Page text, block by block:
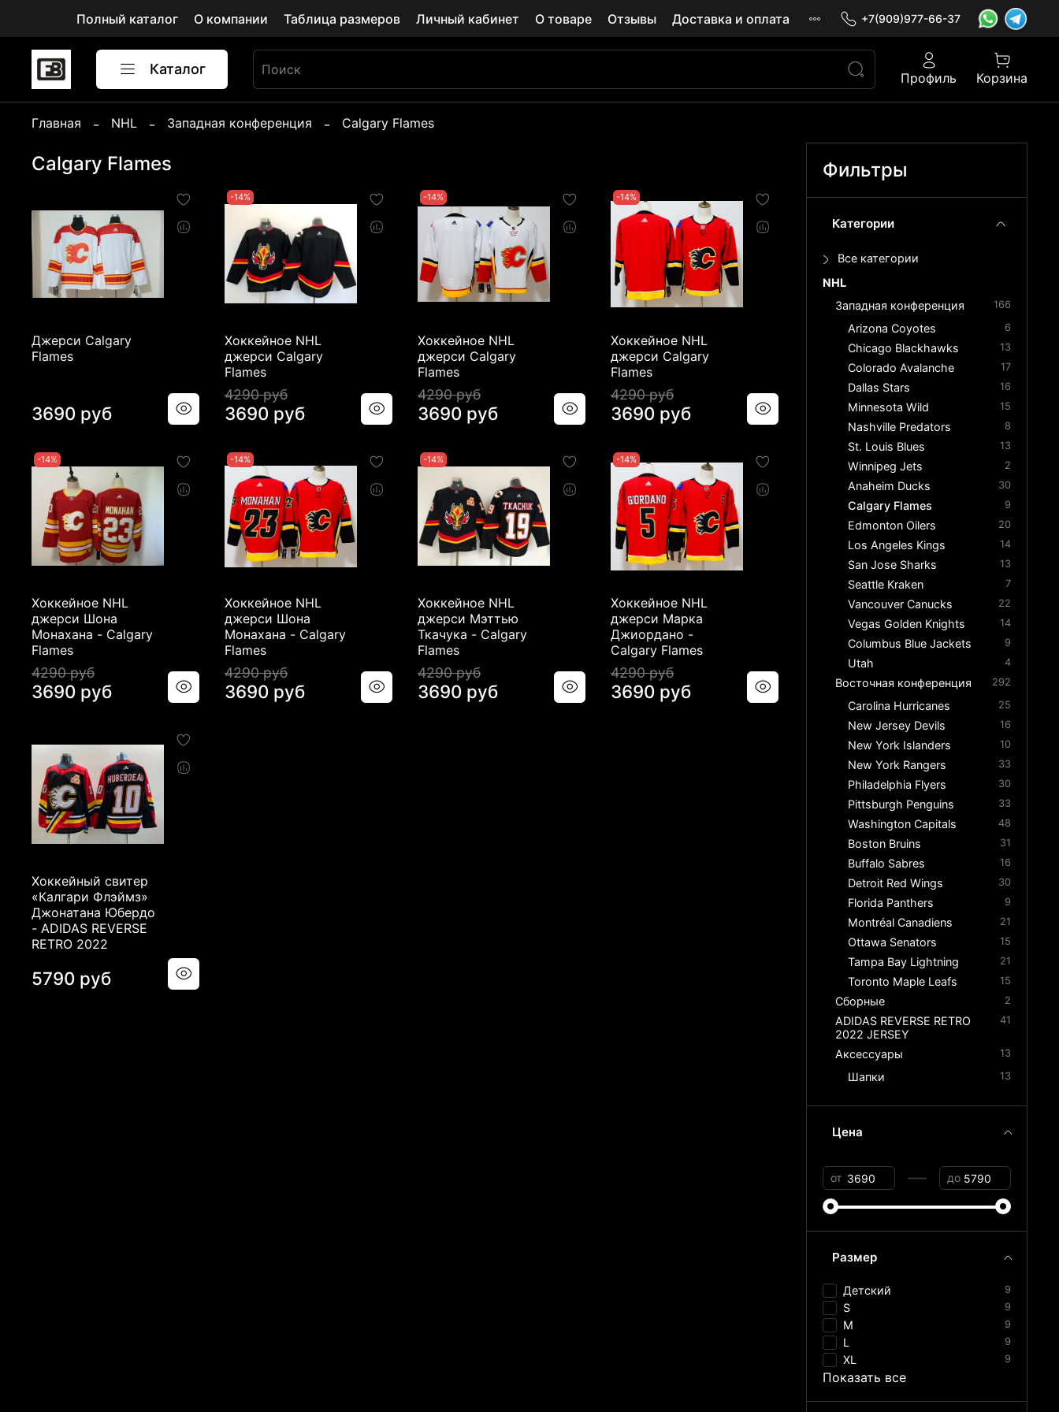
Полный каталог О компании Таблица размеров Личный кабинет О товаре Отзывы Доставка и оплата +7(909)977-66-37
Каталог
Профиль Корзина
Главная NHL Западная конференция Calgary Flames
Calgary Flames
Джерси Calgary
Flames
3690 руб
-14%
Хоккейное NHL
джерси Calgary
Flames
4290 руб
3690 руб
-14%
Хоккейное NHL
джерси Calgary
Flames
4290 руб
3690 руб
-14%
Хоккейное NHL
джерси Calgary
Flames
4290 руб
3690 руб
-14%
Хоккейное NHL
джерси Шона
Монахана - Calgary
Flames
4290 руб
3690 руб
-14%
Хоккейное NHL
джерси Шона
Монахана - Calgary
Flames
4290 руб
3690 руб
-14%
Хоккейное NHL
джерси Мэттью
Ткачука - Calgary
Flames
4290 руб
3690 руб
-14%
Хоккейное NHL
джерси Марка
Джиордано -
Calgary Flames
4290 руб
3690 руб
Хоккейный свитер
«Калгари Флэймз»
Джонатана Юбердо
- ADIDAS REVERSE
RETRO 2022
5790 руб
Фильтры
Категории
Все категории
NHL
Западная конференция
166
Arizona Coyotes 6
Chicago Blackhawks 13
Colorado Avalanche 17
Dallas Stars 16
Minnesota Wild 15
Nashville Predators 8
St. Louis Blues 13
Winnipeg Jets 2
Anaheim Ducks 30
Calgary Flames 9
Edmonton Oilers 20
Los Angeles Kings 14
San Jose Sharks 13
Seattle Kraken 7
Vancouver Canucks 22
Vegas Golden Knights 14
Columbus Blue Jackets 9
Utah 4
Восточная конференция 292
Carolina Hurricanes 25
New Jersey Devils 16
New York Islanders 10
New York Rangers 33
Philadelphia Flyers 30
Pittsburgh Penguins 33
Washington Capitals 48
Boston Bruins 31
Buffalo Sabres 16
Detroit Red Wings 30
Florida Panthers 9
Montréal Canadiens 21
Ottawa Senators 15
Tampa Bay Lightning 21
Toronto Maple Leafs 15
Сборные 2
ADIDAS REVERSE RETRO
2022 JERSEY
41
Аксессуары 13
Шапки 13
Цена
от — до
Размер
Детский 9
S 9
M 9
L 9
XL 9
Показать все